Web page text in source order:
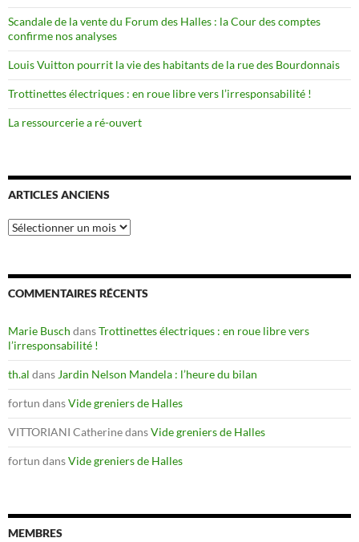
Scandale de la vente du Forum des Halles : la Cour des comptes
confirme nos analyses
Louis Vuitton pourrit la vie des habitants de la rue des Bourdonnais
Trottinettes électriques : en roue libre vers l’irresponsabilité !
La ressourcerie a ré-ouvert
ARTICLES ANCIENS
Articles
anciens
COMMENTAIRES RÉCENTS
Marie Busch dansTrottinettes électriques : en roue libre vers
l’irresponsabilité !
th.al dans Jardin Nelson Mandela : l’heure du bilan
fortun dansVide greniers de Halles
VITTORIANI CatherinedansVide greniers de Halles
fortun dansVide greniers de Halles
MEMBRES